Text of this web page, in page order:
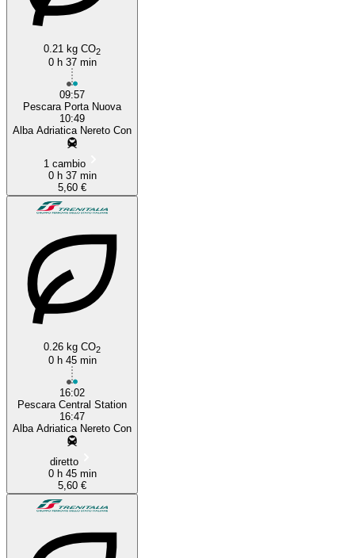
0.21 kg CO2
0 h 37 min
09:57
Pescara Porta Nuova
10:49
Alba Adriatica Nereto Con
1 cambio
0 h 37 min
5,60 €
0.26 kg CO2
0 h 45 min
16:02
Pescara Central Station
16:47
Alba Adriatica Nereto Con
diretto
0 h 45 min
5,60 €